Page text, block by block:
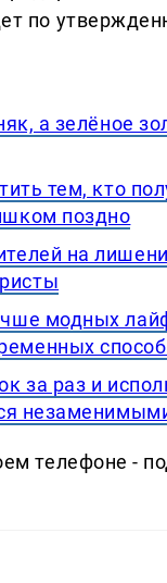
по
а зелёное
тем, кто
поздно
на
модных
за раз и
телефоне -